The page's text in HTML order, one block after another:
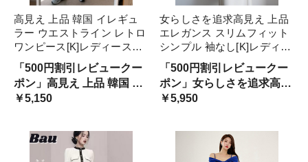
高見え 上品 韓国 イレギュ
ラー ウエストライン レトロ
ワンピース[K]レディースフ
ァッション ワンピース ゆっ
たり
「500円割引レビュークー
ポン」高見え 上品 韓国 イ
レギュラー ウエストライン
￥5,150
女らしさを追求高見え 上品
エレガンス スリムフィット
シンプル 袖なし[K]レディー
スファッション ワンピース
ハイウエスト
「500円割引レビュークー
ポン」女らしさを追求高見
え 上品 エレガンス スリム
エスト 袖なし
￥5,950